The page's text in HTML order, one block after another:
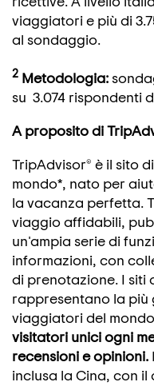
viaggiatori e più di
al sondaggio.
2 Metodologia:
su 3.074 rispondenti
A proposito di
TripAdvisor® è il sito
mondo*, nato per
la vacanza perfetta.
viaggio affidabili,
un'ampia serie di
informazioni, con
di prenotazione. I siti
rappresentano la più
viaggiatori del
visitatori unici ogni
recensioni e opinioni.
inclusa la Cina, con